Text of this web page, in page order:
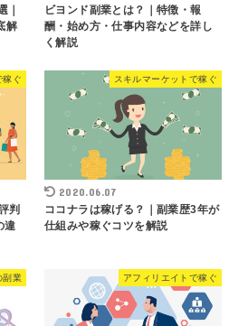
｜
解
ビヨンド副業とは？｜特徴・報
酬・始め方・仕事内容などを詳し
く解説
稼ぐ
判
違
スキルマーケットで稼ぐ
2020.06.07
ココナラは稼げる？｜副業歴3年が
仕組みや稼ぐコツを解説
副業 アフィリエイトで稼ぐ